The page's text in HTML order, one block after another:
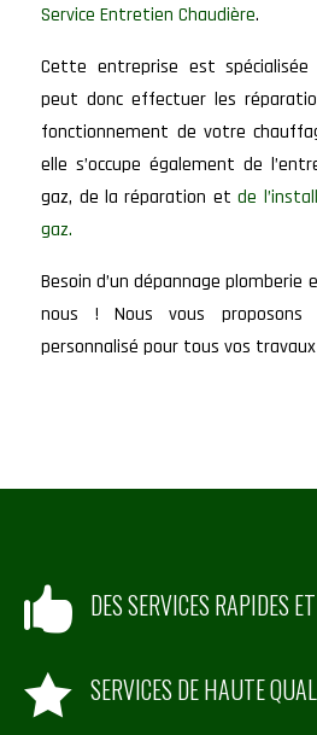
Service Entretien Chaudière.
Cette entreprise est
peut donc effectuer les
fonctionnement de votre
elle s’occupe également de
gaz, de la réparation etde
gaz.
Besoin d’un dépannage plomberie
nous ! Nous vous
personnalisé pour tous vos
 DES SERVICES RAPIDES
 SERVICES DE HAUTE